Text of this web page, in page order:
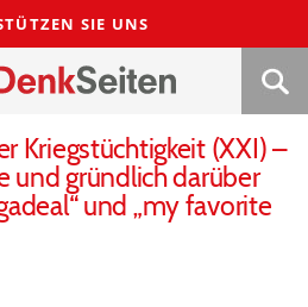
SIE UNS
Kriegstüchtigkeit (XXI) –
und gründlich darüber
und „my favorite